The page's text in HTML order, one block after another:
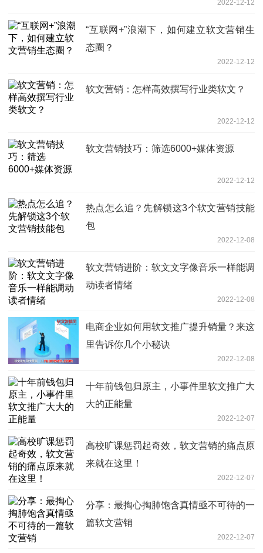
2022-12-12
“互联网+”浪潮下，如何建立软文营销生
态圈？
2022-12-12
软文营销：怎样高效撰写行业类软文？
2022-12-12
软文营销技巧：筛选6000+媒体资源
2022-12-12
热点怎么追？先解锁这3个软文营销技能
包
2022-12-08
软文营销进阶：软文文字像音乐一样能调
动读者情绪
2022-12-08
电商企业如何用软文推广提升销量？来这
里告诉你几个小秘诀
2022-12-08
十年前钱包归原主，小事件里软文推广大
大的正能量
2022-12-07
高校旷课惩罚起奇效，软文营销的痛点原
来就在这里！
2022-12-07
分享：最掏心掏肺饱含真情亟不可待的一
篇软文营销
2022-12-07